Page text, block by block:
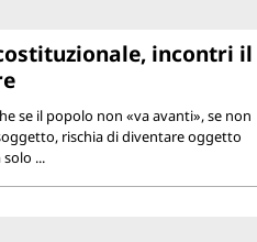
incontri il
se il popolo non «va avanti», se non
rischia di diventare oggetto
...